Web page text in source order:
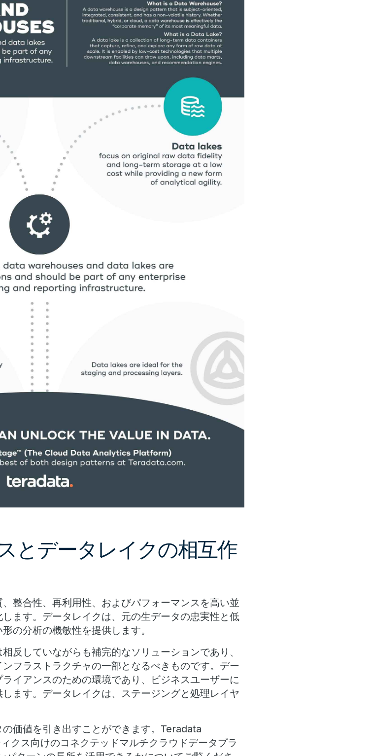
とデータレイクの相互作
整合性、再利用性、およびパフォーマンスを高い並
ます。データレイクは、元の生データの忠実性と低
の分析の機敏性を提供します。
反していながらも補完的なソリューションであり、
フラストラクチャの一部となるべきものです。デー
イアンスのための環境であり、ビジネスユーザーに
ます。データレイクは、ステージングと処理レイヤ
価値を引き出すことができます。Teradata
クス向けのコネクテッドマルチクラウドデータプラ